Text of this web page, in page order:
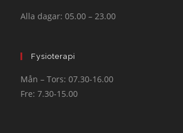
Alla dagar: 05.00 – 23.00
Fysioterapi
Mån – Tors: 07.30-16.00
Fre: 7.30-15.00